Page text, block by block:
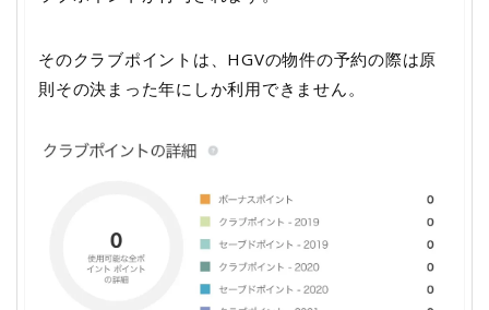
そのクラブポイントは、HGVの物件の予約の際は原
則その決まった年にしか利用できません。